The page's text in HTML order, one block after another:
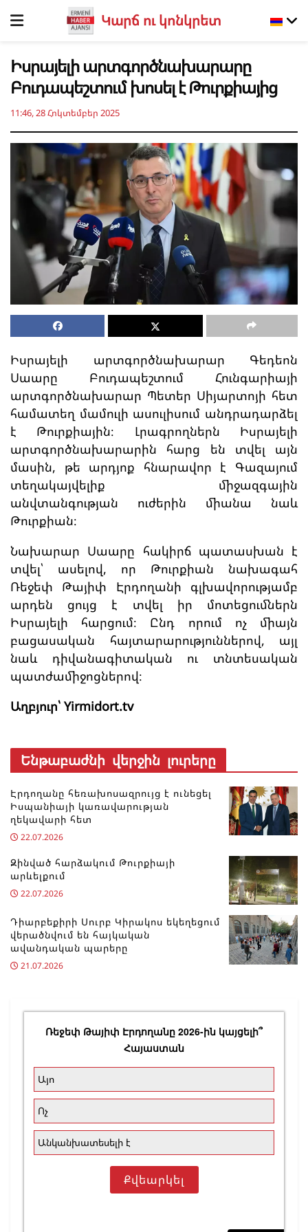
Կարճ ու կոնկրետ
Իսրայելի արտգործնախարարը
Բուդապեշտում խոսել է Թուրքիայից
11:46, 28 Հոկտեմբեր 2025
Իսրայելի արտգործնախարար Գեդեոն
Սաարը Բուդապեշտում Հունգարիայի
արտգործնախարար Պետեր Սիյարտոյի հետ
համատեղ մամուլի ասուլիսում անդրադարձել
է Թուրքիային։ Լրագրողներն Իսրայելի
արտգործնախարարին հարց են տվել այն
մասին, թե արդյոք հնարավոր է Գազայում
տեղակայվելիք միջազգային
անվտանգության ուժերին միանա նաև
Թուրքիան։
Նախարար Սաարը հակիրճ պատասխան է
տվել՝ ասելով, որ Թուրքիան նախագահ
Ռեջեփ Թայիփ Էրդողանի գլխավորությամբ
արդեն ցույց է տվել իր մոտեցումներն
Իսրայելի հարցում։ Ընդ որում ոչ միայն
բացասական հայտարարություններով, այլ
նաև դիվանագիտական ու տնտեսական
պատժամիջոցներով։
Աղբյուր՝ Yirmidort.tv
Ենթաբաժնի վերջին լուրերը
Էրդողանը հեռախոսազրույց է ունեցել
Իսպանիայի կառավարության
ղեկավարի հետ
22.07.2026
Զինված հարձակում Թուրքիայի
արևելքում
22.07.2026
Դիարբեքիրի Սուրբ Կիրակոս եկեղեցում
վերածնվում են հայկական
ավանդական պարերը
21.07.2026
Ռեջեփ Թայիփ Էրդողանը 2026-ին կայցելի՞
Հայաստան
Այո
Ոչ
Անկանխատեսելի է